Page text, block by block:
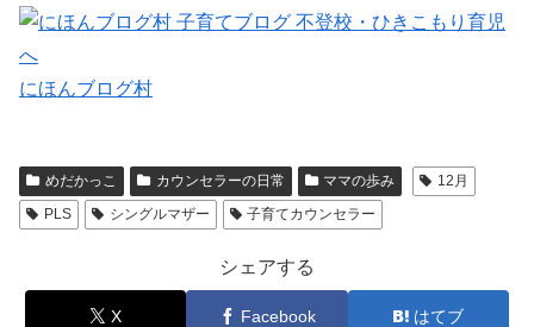
にほんブログ村
めだかっこ カウンセラーの日常 ママの歩み
12月
PLS
シングルマザー 子育てカウンセラー
シェアする
X Facebook はてブ